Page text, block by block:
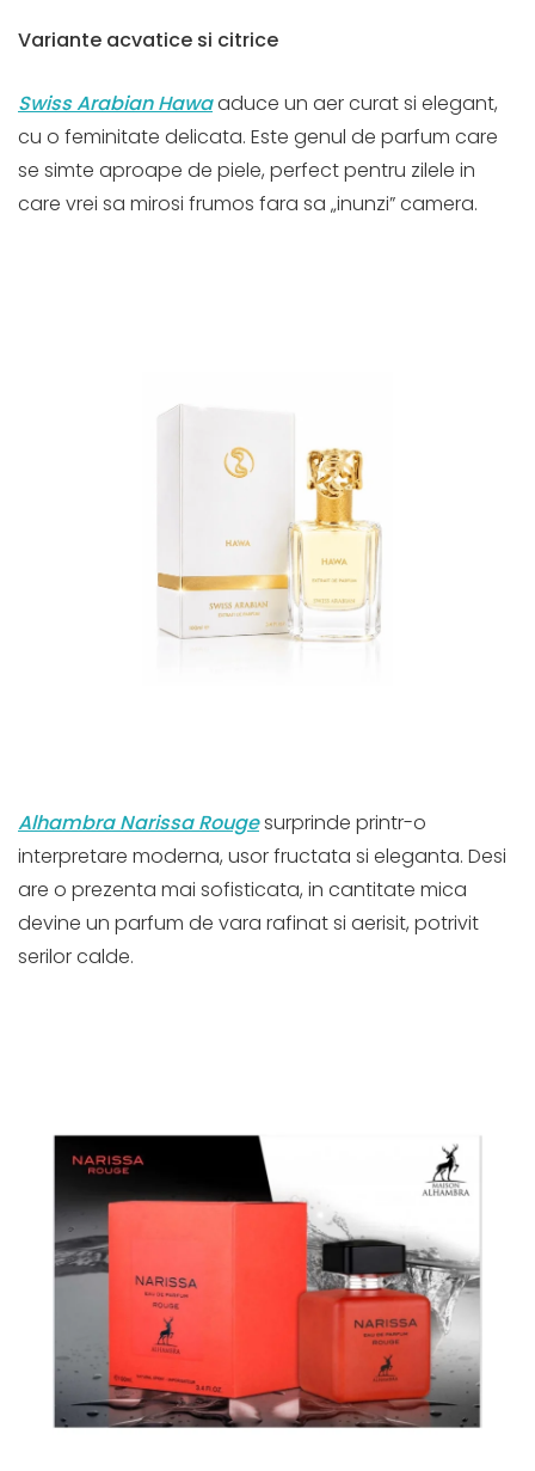
Variante acvatice si citrice
Swiss Arabian Hawaaduce un aer curat si elegant,
cu o feminitate delicata. Este genul de parfum care
se simte aproape de piele, perfect pentru zilele in
care vrei sa mirosi frumos fara sa „inunzi” camera.
Alhambra Narissa Rougesurprinde printr-o
interpretare moderna, usor fructata si eleganta. Desi
are o prezenta mai sofisticata, in cantitate mica
devine un parfum de vara rafinat si aerisit, potrivit
serilor calde.